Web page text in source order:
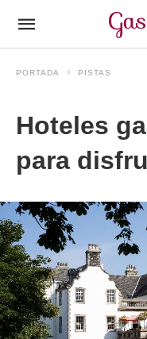
PORTADA PISTAS
Hoteles
para